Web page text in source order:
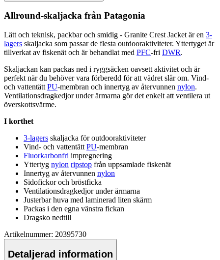
Allround-skaljacka från Patagonia
Lätt och teknisk, packbar och smidig - Granite Crest Jacket är en 3-
lagers skaljacka som passar de flesta outdooraktiviteter. Yttertyget är
tillverkat av fiskenät och är behandlat med PFC-fri DWR.
Skaljackan kan packas ned i ryggsäcken oavsett aktivitet och är
perfekt när du behöver vara förberedd för att vädret slår om. Vind-
och vattentätt PU-membran och innertyg av återvunnen nylon.
Ventilationsdragkedjor under ärmarna gör det enkelt att ventilera ut
överskottsvärme.
I korthet
3-lagers skaljacka för outdooraktiviteter
Vind- och vattentätt PU-membran
Fluorkarbonfri impregnering
Yttertyg nylon ripstop från uppsamlade fiskenät
Innertyg av återvunnen nylon
Sidofickor och bröstficka
Ventilationsdragkedjor under ärmarna
Justerbar huva med laminerad liten skärm
Packas i den egna vänstra fickan
Dragsko nedtill
Artikelnummer: 20395730
Detaljerad information